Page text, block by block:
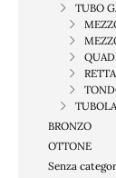
TUBO
BRONZO
OTTONE
Senza